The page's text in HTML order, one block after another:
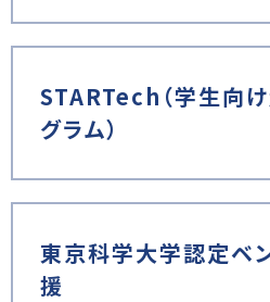
STARTech（学生向
グラム）
東京科学大学認定ベ
援